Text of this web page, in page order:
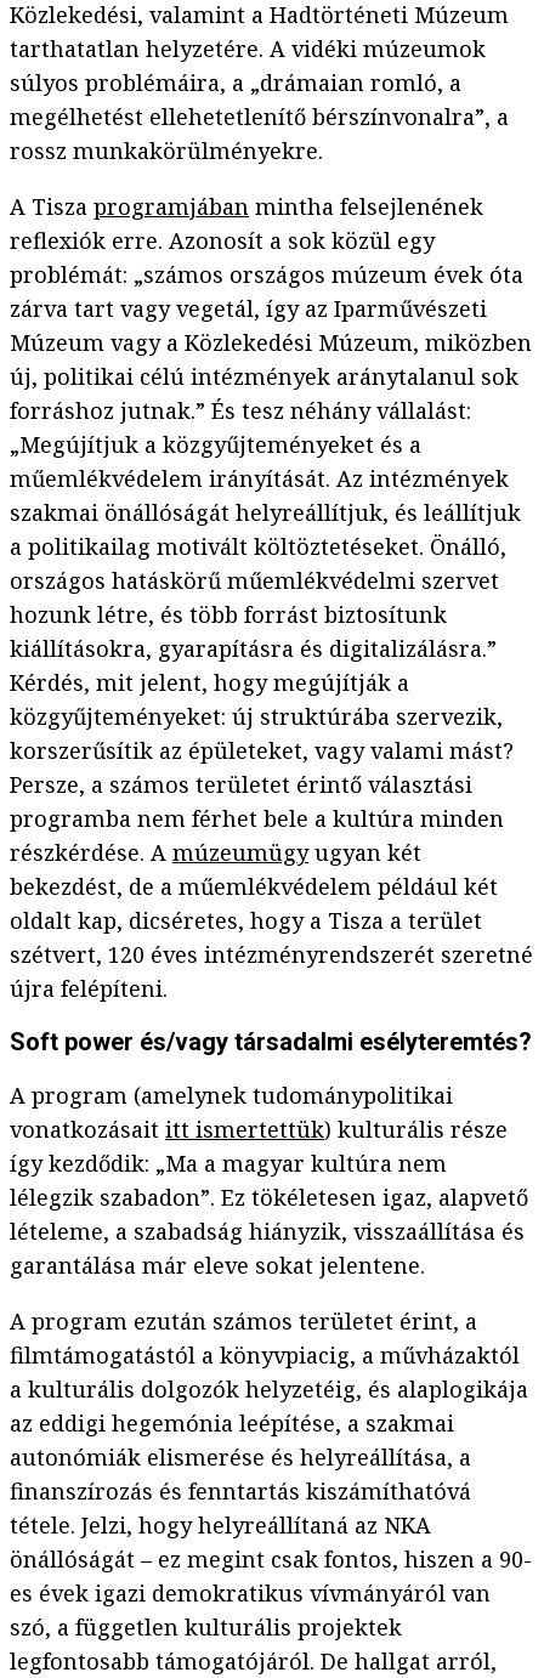
Közlekedési, valamint a Hadtörténeti Múzeum
tarthatatlan helyzetére. A vidéki múzeumok
súlyos problémáira, a „drámaian romló, a
megélhetést ellehetetlenítő bérszínvonalra”, a
rossz munkakörülményekre.
A Tisza programjában mintha felsejlenének
reflexiók erre. Azonosít a sok közül egy
problémát: „számos országos múzeum évek óta
zárva tart vagy vegetál, így az Iparművészeti
Múzeum vagy a Közlekedési Múzeum, miközben
új, politikai célú intézmények aránytalanul sok
forráshoz jutnak.” És tesz néhány vállalást:
„Megújítjuk a közgyűjteményeket és a
műemlékvédelem irányítását. Az intézmények
szakmai önállóságát helyreállítjuk, és leállítjuk
a politikailag motivált költöztetéseket. Önálló,
országos hatáskörű műemlékvédelmi szervet
hozunk létre, és több forrást biztosítunk
kiállításokra, gyarapításra és digitalizálásra.”
Kérdés, mit jelent, hogy megújítják a
közgyűjteményeket: új struktúrába szervezik,
korszerűsítik az épületeket, vagy valami mást?
Persze, a számos területet érintő választási
programba nem férhet bele a kultúra minden
részkérdése. A múzeumügyugyan két
bekezdést, de a műemlékvédelem például két
oldalt kap, dicséretes, hogy a Tisza a terület
szétvert, 120 éves intézményrendszerét szeretné
újra felépíteni.
Soft power és/vagy társadalmi esélyteremtés?
A program (amelynek tudománypolitikai
vonatkozásait itt ismertettük) kulturális része
így kezdődik: „Ma a magyar kultúra nem
lélegzik szabadon”. Ez tökéletesen igaz, alapvető
lételeme, a szabadság hiányzik, visszaállítása és
garantálása már eleve sokat jelentene.
A program ezután számos területet érint, a
filmtámogatástól a könyvpiacig, a művházaktól
a kulturális dolgozók helyzetéig, és alaplogikája
az eddigi hegemónia leépítése, a szakmai
autonómiák elismerése és helyreállítása, a
finanszírozás és fenntartás kiszámíthatóvá
tétele. Jelzi, hogy helyreállítaná az NKA
önállóságát – ez megint csak fontos, hiszen a 90-
es évek igazi demokratikus vívmányáról van
szó, a független kulturális projektek
legfontosabb támogatójáról. De hallgat arról,